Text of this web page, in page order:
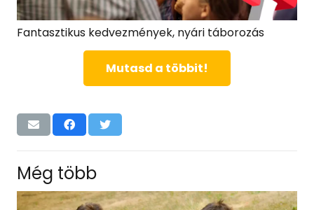
Fantasztikus kedvezmények, nyári táborozás
Mutasd a többit!
Még több